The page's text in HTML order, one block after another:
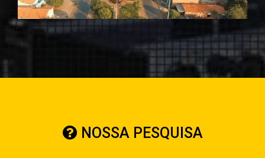
NOSSA PESQUISA